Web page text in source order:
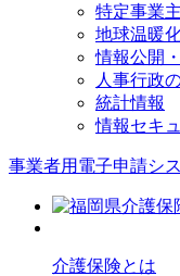
特定事業
地球温暖
情報公開
人事行政
統計情報
情報セキ
事業者用電子申請シ
介護保険とは